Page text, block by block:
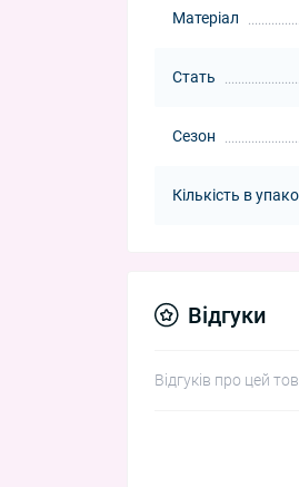
Матеріал
Стать
Сезон
Кількість в
Відгуки
Відгуків про цей